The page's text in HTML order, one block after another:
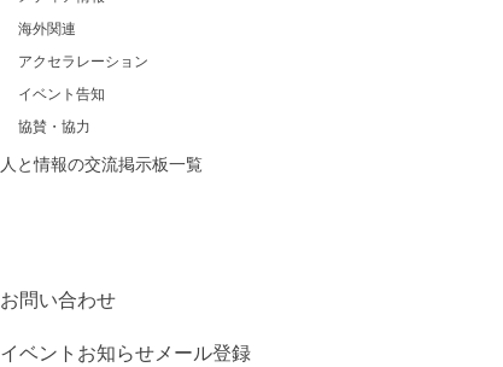
海外関連
アクセラレーション
イベント告知
協賛・協力
人と情報の交流掲示板一覧
お問い合わせ
イベントお知らせメール登録